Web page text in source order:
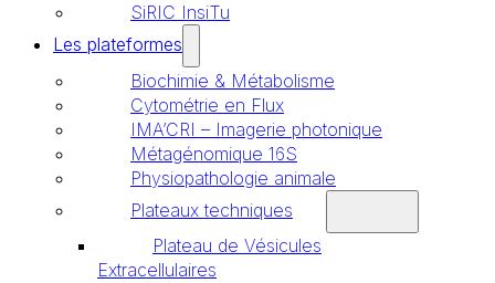
SiRIC InsiTu
Les plateformes
Biochimie & Métabolisme
Cytométrie en Flux
IMA’CRI – Imagerie photonique
Métagénomique 16S
Physiopathologie animale
Plateaux techniques
Plateau de Vésicules
Extracellulaires